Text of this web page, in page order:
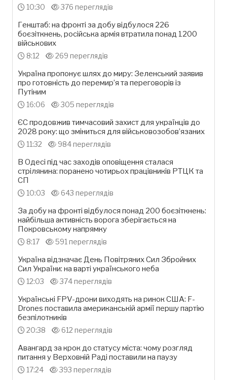
10:30 376 переглядів
Генштаб: на фронті за добу відбулося 226
боєзіткнень, російська армія втратила понад 1200
військових
8:12 269 переглядів
Україна пропонує шлях до миру: Зеленський заявив
про готовність до перемир’я та переговорів із
Путіним
16:06 305 переглядів
ЄС продовжив тимчасовий захист для українців до
2028 року: що зміниться для військовозобов’язаних
11:32 984 переглядів
В Одесі під час заходів оповіщення сталася
стрілянина: поранено чотирьох працівників РТЦК та
СП
10:03 643 переглядів
За добу на фронті відбулося понад 200 боєзіткнень:
найбільша активність ворога зберігається на
Покровському напрямку
8:17 591 переглядів
Україна відзначає День Повітряних Сил Збройних
Сил України: на варті українського неба
12:03 374 переглядів
Українські FPV-дрони виходять на ринок США: F-
Drones поставила американській армії першу партію
безпілотників
20:38 612 переглядів
Авангард за крок до статусу міста: чому розгляд
питання у Верховній Раді поставили на паузу
17:24 393 переглядів